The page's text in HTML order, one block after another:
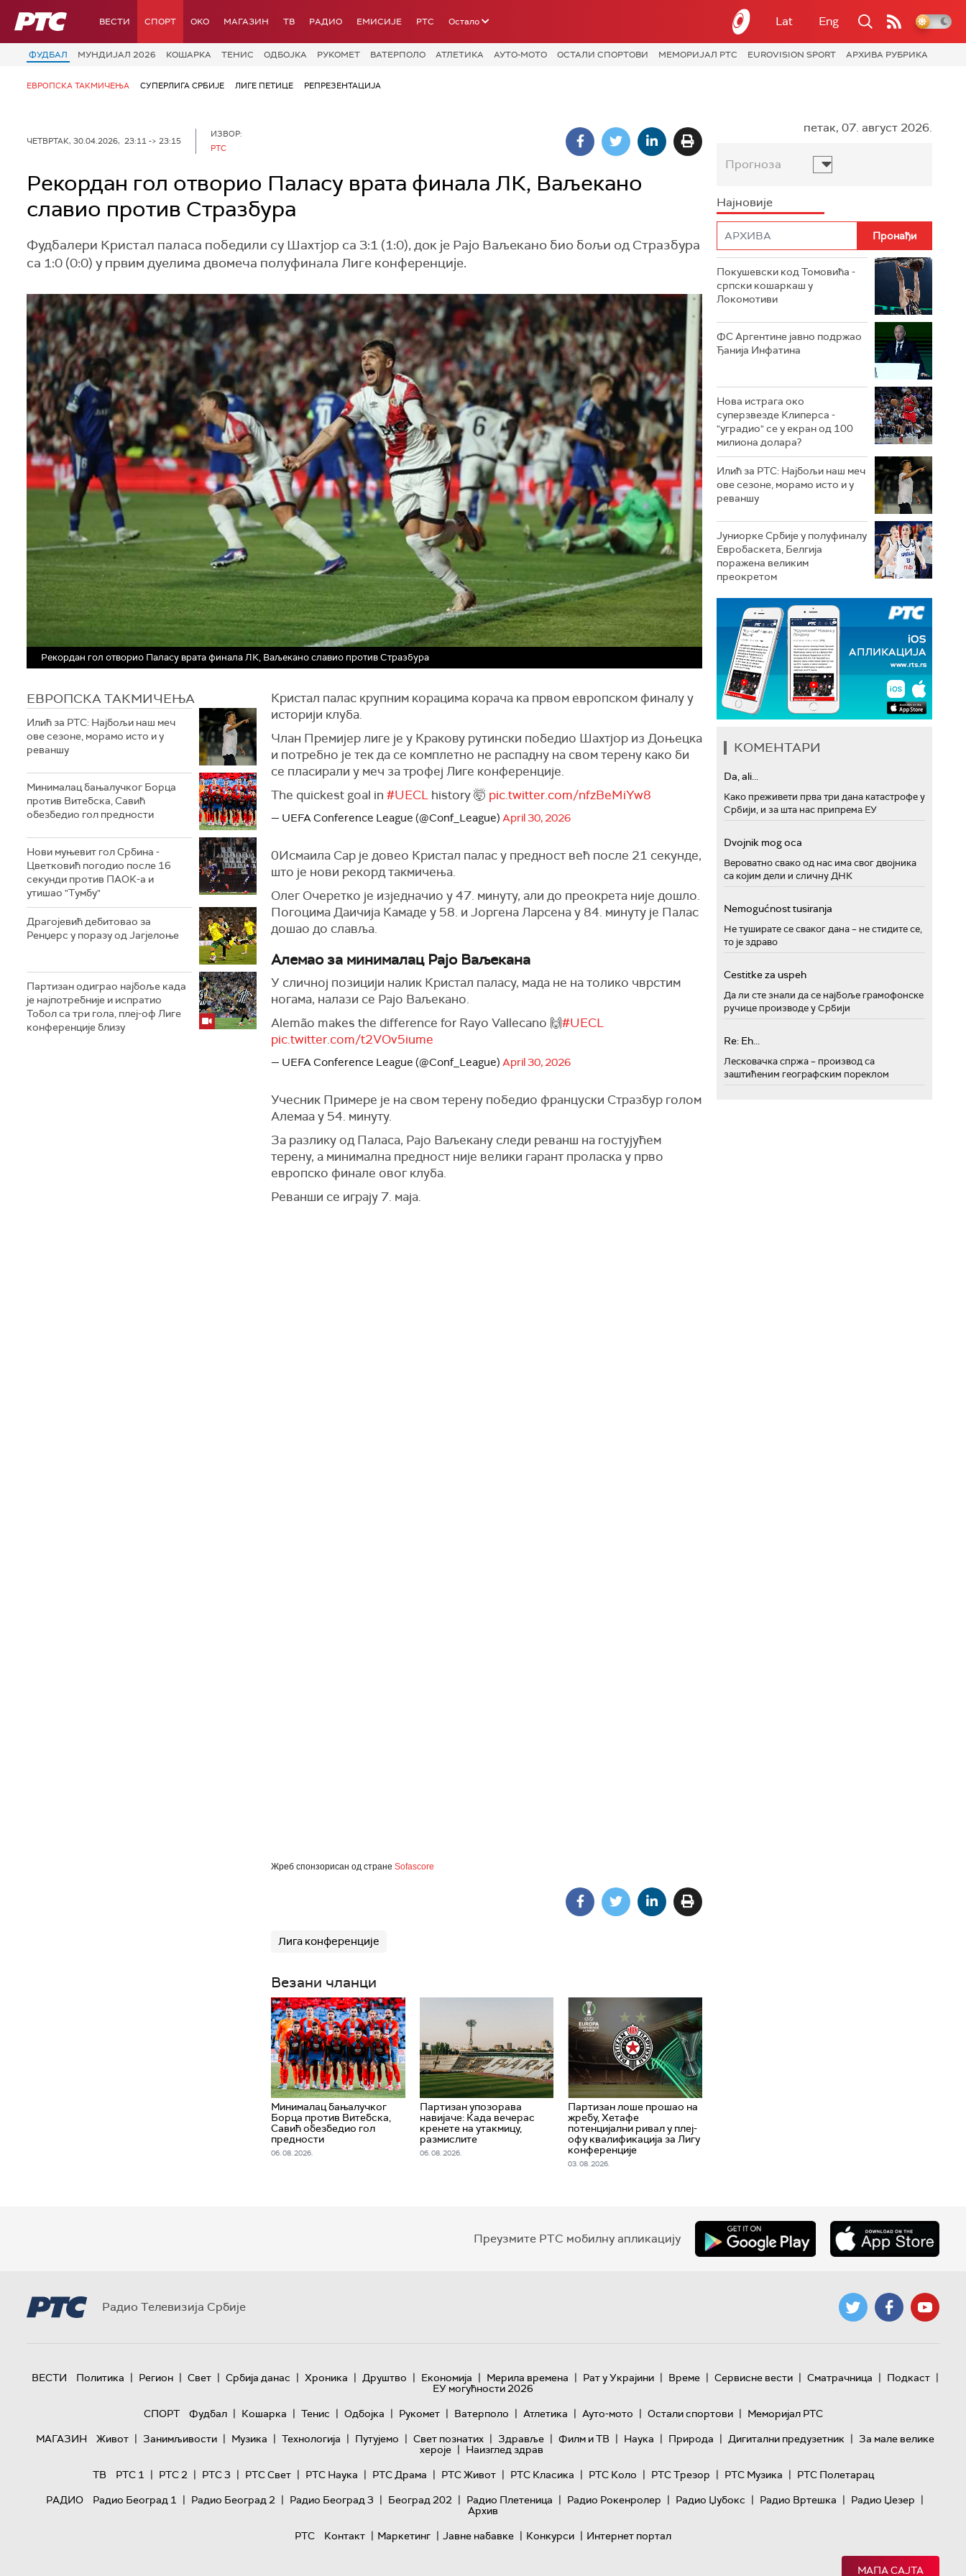
РТС ВЕСТИ СПОРТ OKO МАГАЗИН ТВ РАДИО ЕМИСИЈЕ РТС Остало Lat Eng
ФУДБАЛ МУНДИЈАЛ 2026 КОШАРКА ТЕНИС ОДБОЈКА РУКОМЕТ ВАТЕРПОЛО АТЛЕТИКА АУТО-МОТО ОСТАЛИ СПОРТОВИ МЕМОРИЈАЛ РТС EUROVISION SPORT АРХИВА РУБРИКА
ЕВРОПСКА ТАКМИЧЕЊА СУПЕРЛИГА СРБИЈЕ ЛИГЕ ПЕТИЦЕ РЕПРЕЗЕНТАЦИЈА
ЧЕТВРТАК, 30.04.2026, 23:11 -> 23:15
ИЗВОР:
РТС
Рекордан гол отворио Паласу врата финала ЛК, Ваљекано
славио против Стразбура
Фудбалери Кристал паласа победили су Шахтјор са 3:1 (1:0), док је Рајо Ваљекано био бољи од Стразбура
са 1:0 (0:0) у првим дуелима двомеча полуфинала Лиге конференције.
Рекордан гол отворио Паласу врата финала ЛК, Ваљекано славио против Стразбура
ЕВРОПСКА ТАКМИЧЕЊА
Илић за РТС: Најбољи наш меч
ове сезоне, морамо исто и у
реваншу
Минималац бањалучког Борца
против Витебска, Савић
обезбедио гол предности
Нови муњевит гол Србина -
Цветковић погодио после 16
секунди против ПАОК-а и
утишао "Тумбу"
Драгојевић дебитовао за
Ренџерс у поразу од Јагјелоње
Партизан одиграо најбоље када
је најпотребније и испратио
Тобол са три гола, плеј-оф Лиге
конференције близу
Кристал палас крупним корацима корача ка првом европском финалу у
историји клуба.
Члан Премијер лиге је у Кракову рутински победио Шахтјор из Доњецка
и потребно је тек да се комплетно не распадну на свом терену како би
се пласирали у меч за трофеј Лиге конференције.
The quickest goal in #UECL history 🤯 pic.twitter.com/nfzBeMiYw8
— UEFA Conference League (@Conf_League) April 30, 2026
0Исмаила Сар је довео Кристал палас у предност већ после 21 секунде,
што је нови рекорд такмичења.
Олег Очеретко је изједначио у 47. минуту, али до преокрета није дошло.
Погоцима Даичија Камаде у 58. и Јоргена Ларсена у 84. минуту је Палас
дошао до славља.
Алемао за минималац Рајо Ваљекана
У сличној позицији налик Кристал паласу, мада не на толико чврстим
ногама, налази се Рајо Ваљекано.
Alemão makes the difference for Rayo Vallecano 🙌#UECL
pic.twitter.com/t2VOv5iume
— UEFA Conference League (@Conf_League) April 30, 2026
Учесник Примере је на свом терену победио француски Стразбур голом
Алемаа у 54. минуту.
За разлику од Паласа, Рајо Ваљекану следи реванш на гостујућем
терену, а минимална предност није велики гарант проласка у прво
европско финале овог клуба.
Реванши се играју 7. маја.
Жреб спонзорисан од стране Sofascore
Лига конференције
Везани чланци
Минималац бањалучког
Борца против Витебска,
Савић обезбедио гол
предности
06. 08. 2026.
Партизан упозорава
навијаче: Када вечерас
кренете на утакмицу,
размислите
06. 08. 2026.
Партизан лоше прошао на
жребу, Хетафе
потенцијални ривал у плеј-
офу квалификација за Лигу
конференције
03. 08. 2026.
петак, 07. август 2026.
Прогноза
Најновије
Покушевски код Томовића -
српски кошаркаш у
Локомотиви
ФС Аргентине јавно подржао
Ђанија Инфатина
Нова истрага око
суперзвезде Клиперса -
"уградио" се у екран од 100
милиона долара?
Илић за РТС: Најбољи наш меч
ове сезоне, морамо исто и у
реваншу
Јуниорке Србије у полуфиналу
Евробаскета, Белгија
поражена великим
преокретом
КОМЕНТАРИ
Da, ali...
Како преживети прва три дана катастрофе у
Србији, и за шта нас припрема ЕУ
Dvojnik mog oca
Вероватно свако од нас има свог двојника
са којим дели и сличну ДНК
Nemogućnost tusiranja
Не туширате се сваког дана – не стидите се,
то је здраво
Cestitke za uspeh
Да ли сте знали да се најбоље грамофонске
ручице производе у Србији
Re: Eh...
Лесковачка спржа – производ са
заштићеним географским пореклом
Преузмите РТС мобилну апликацију
Радио Телевизија Србије
ВЕСТИ Политика | Регион | Свет | Србија данас | Хроника | Друштво | Економија | Мерила времена | Рат у Украјини | Време | Сервисне вести | Сматрачница | Подкаст |
ЕУ могућности 2026
СПОРТ
Фудбал | Кошарка | Тенис | Одбојка | Рукомет | Ватерполо | Атлетика | Ауто-мото | Остали спортови | Меморијал РТС
МАГАЗИН
Живот | Занимљивости | Музика | Технологијa | Путујемо | Свет познатих | Здравље | Филм и ТВ | Наука | Природа | Дигитални предузетник | За мале велике
хероје | Наизглед здрав
ТВ
РТС 1 | РТС 2 | РТС 3 | РТС Свет | РТС Наука | РТС Драма | РТС Живот | РТС Класика | РТС Коло | РТС Трезор | РТС Музика | РТС Полетарац
РАДИО
Радио Београд 1 | Радио Београд 2 | Радио Београд 3 | Београд 202 | Радио Плетеница | Радио Рокенролер | Радио Џубокс | Радио Вртешка | Радио Џезер |
Архив
РТС
Контакт | Маркетинг | Јавне набавке | Конкурси | Интернет портал
МАПА САЈТА